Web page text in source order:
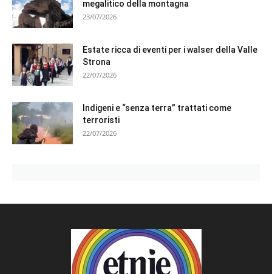
megalitico della montagna
23/07/2026
Estate ricca di eventi per i walser della Valle
Strona
22/07/2026
Indigeni e “senza terra” trattati come
terroristi
22/07/2026